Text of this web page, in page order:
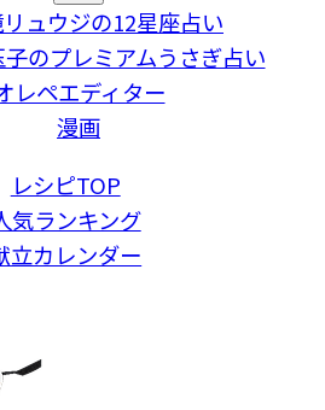
ュウジの12星座占い
のプレミアムうさぎ占い
レペエディター
漫画
レシピTOP
気ランキング
立カレンダー